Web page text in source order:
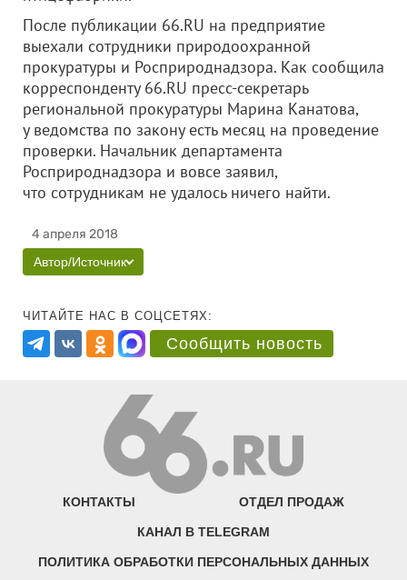
После публикации 66.RU на предприятие
выехали сотрудники природоохранной
прокуратуры и Росприроднадзора. Как сообщила
корреспонденту 66.RU пресс-секретарь
региональной прокуратуры Марина Канатова,
у ведомства по закону есть месяц на проведение
проверки. Начальник департамента
Росприроднадзора и вовсе заявил,
что сотрудникам не удалось ничего найти.
4 апреля 2018
Автор/Источник
ЧИТАЙТЕ НАС В СОЦСЕТЯХ:
Сообщить новость
КОНТАКТЫ ОТДЕЛ ПРОДАЖ
КАНАЛ В TELEGRAM
ПОЛИТИКА ОБРАБОТКИ ПЕРСОНАЛЬНЫХ ДАННЫХ